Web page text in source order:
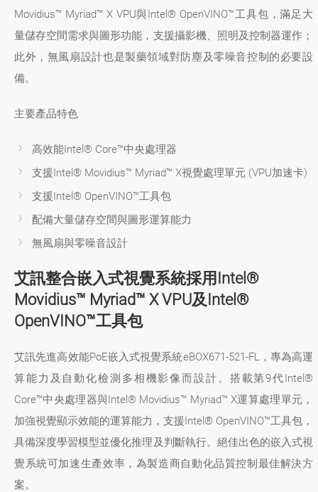
Movidius™ Myriad™ X VPU與Intel® OpenVINO™工具包，滿足大
量儲存空間需求與圖形功能，支援攝影機、照明及控制器運作；
此外，無風扇設計也是製藥領域對防塵及零噪音控制的必要設
備。
主要產品特色
高效能Intel® Core™中央處理器
支援Intel® Movidius™ Myriad™ X視覺處理單元 (VPU加速卡)
支援Intel® OpenVINO™工具包
配備大量儲存空間與圖形運算能力
無風扇與零噪音設計
艾訊整合嵌入式視覺系統採用Intel®
Movidius™ Myriad™ X VPU及Intel®
OpenVINO™工具包
艾訊先進高效能PoE嵌入式視覺系統eBOX671-521-FL，專為高運
算能力及自動化檢測多相機影像而設計。搭載第9代Intel®
Core™中央處理器與Intel® Movidius™ Myriad™ X運算處理單元，
加強視覺顯示效能的運算能力，支援Intel® OpenVINO™工具包，
具備深度學習模型並優化推理及判斷執行。絕佳出色的嵌入式視
覺系統可加速生產效率，為製造商自動化品質控制最佳解決方
案。